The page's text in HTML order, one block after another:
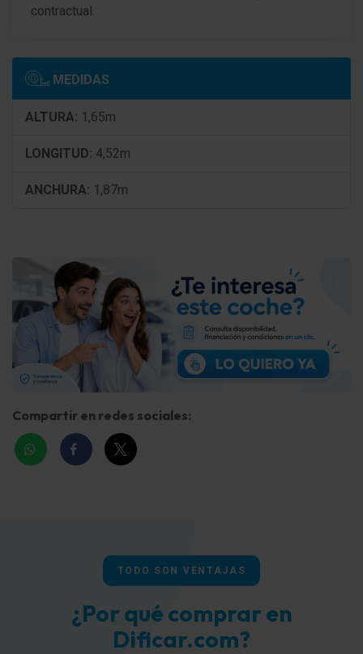
contractual.
MEDIDAS
ALTURA: 1,65m
LONGITUD: 4,52m
ANCHURA: 1,87m
Compartir en redes sociales:
TODO SON VENTAJAS
¿Por qué comprar en
Dificar.com?